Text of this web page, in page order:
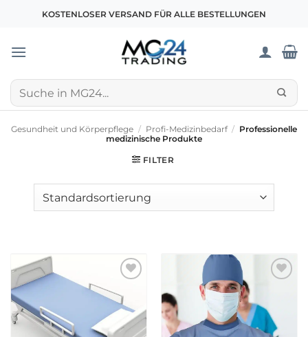
KOSTENLOSER VERSAND FÜR ALLE BESTELLUNGEN
Suchen
nach:
Gesundheit und Körperpflege / Profi-Medizinbedarf / Professionelle
medizinische Produkte
FILTER
Zur
wunschliste
hinzufügen
wunschliste
hinzufügen